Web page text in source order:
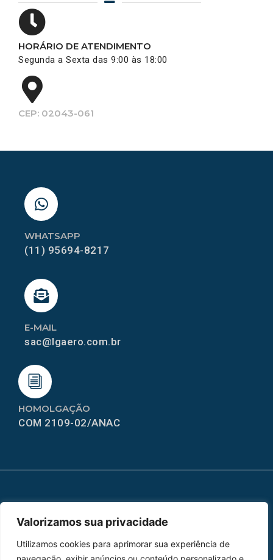
Valorizamos sua privacidade
Utilizamos cookies para aprimorar sua experiência de
HORÁRIO DE ATENDIMENTO
Segunda a Sexta das 9:00 às 18:00
CEP: 02043-061
HOMOLGAÇÃO
COM 2109-02/ANAC
E-MAIL
sac@lgaero.com.br
WHATSAPP
(11) 95694-8217
Home
Peças